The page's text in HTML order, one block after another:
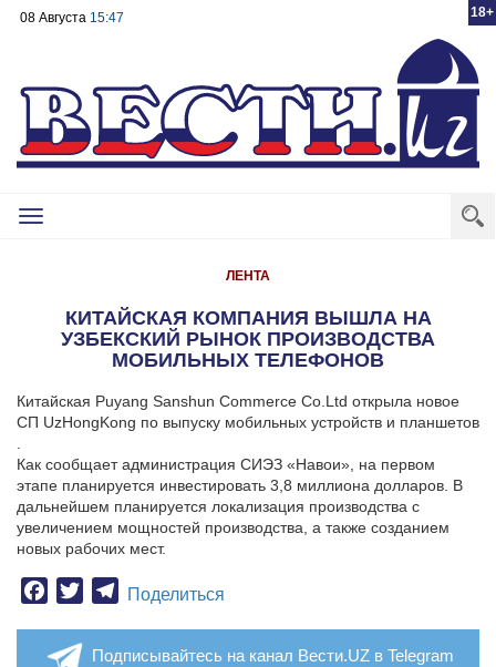
18+
08 Августа 15:47
Toggle
ЛЕНТА
КИТАЙСКАЯ КОМПАНИЯ ВЫШЛА НА
УЗБЕКСКИЙ РЫНОК ПРОИЗВОДСТВА
МОБИЛЬНЫХ ТЕЛЕФОНОВ
Китайская Puyang Sanshun Commerce Co.Ltd открыла новое
СП UzHongKong по выпуску мобильных устройств и планшетов
Как сообщает администрация СИЭЗ «Навои», на первом
этапе планируется инвестировать 3,8 миллиона долларов. В
дальнейшем планируется локализация производства с
увеличением мощностей производства, а также созданием
новых рабочих мест.
Facebook
TwitterTelegram
Поделиться
Подписывайтесь на канал Вести.UZ в Telegram